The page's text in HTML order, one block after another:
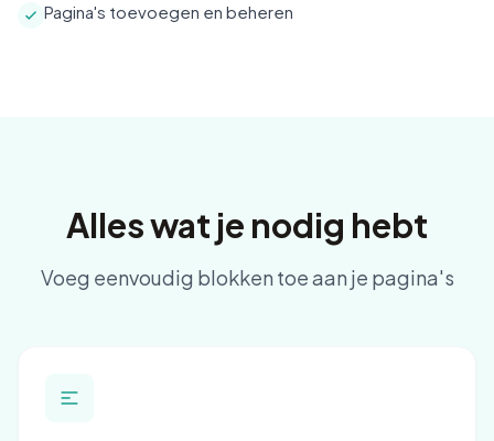
Pagina's toevoegen en beheren
Alles wat je nodig hebt
Voeg eenvoudig blokken toe aan je pagina's